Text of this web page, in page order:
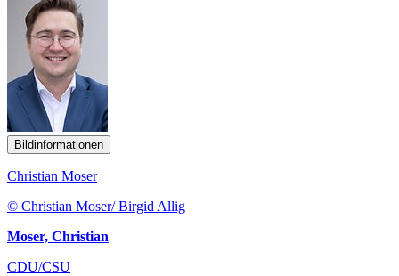
Bildinformationen
Christian Moser
© Christian Moser/ Birgid Allig
Moser, Christian
CDU/CSU